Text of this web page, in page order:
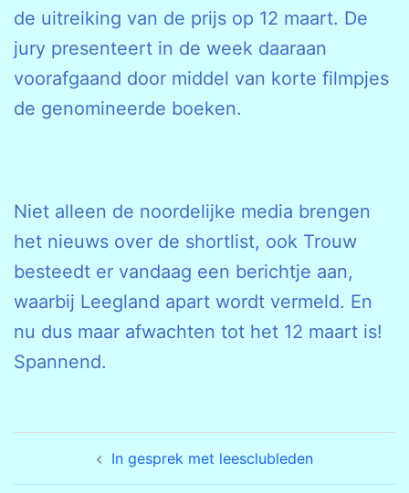
de uitreiking van de prijs op 12 maart. De
jury presenteert in de week daaraan
voorafgaand door middel van korte filmpjes
de genomineerde boeken.
Niet alleen de noordelijke media brengen
het nieuws over de shortlist, ook Trouw
besteedt er vandaag een berichtje aan,
waarbij Leegland apart wordt vermeld. En
nu dus maar afwachten tot het 12 maart is!
Spannend.
navigatie In gesprek met leesclubleden